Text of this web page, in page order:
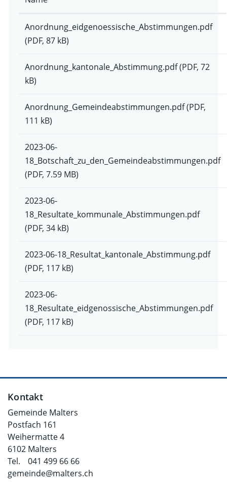
Anordnung_eidgenoessische_Abstimmungen.pdf
(PDF, 87 kB)
Anordnung_kantonale_Abstimmung.pdf(PDF, 72
kB)
Anordnung_Gemeindeabstimmungen.pdf(PDF,
111 kB)
2023-06-
18_Botschaft_zu_den_Gemeindeabstimmungen.pdf
(PDF, 7.59 MB)
2023-06-
18_Resultate_kommunale_Abstimmungen.pdf
(PDF, 34 kB)
2023-06-18_Resultat_kantonale_Abstimmung.pdf
(PDF, 117 kB)
2023-06-
18_Resultate_eidgenossische_Abstimmungen.pdf
(PDF, 117 kB)
Fusszeile
Kontakt
Gemeinde Malters
Postfach 161
Weihermatte 4
6102 Malters
Tel.
041 499 66 66
gemeinde@malters.ch